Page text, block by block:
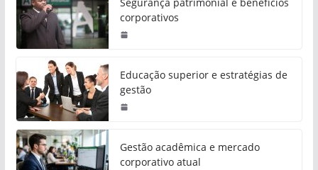
corporativos
Educação superior e estratégias de
gestão
Gestão acadêmica e mercado
corporativo atual